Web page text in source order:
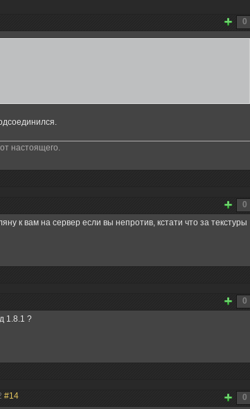
0
настоящего.
0
к вам на сервер если вы непротив, кстати что за текстуры
0
1.8.1 ?
0
#14